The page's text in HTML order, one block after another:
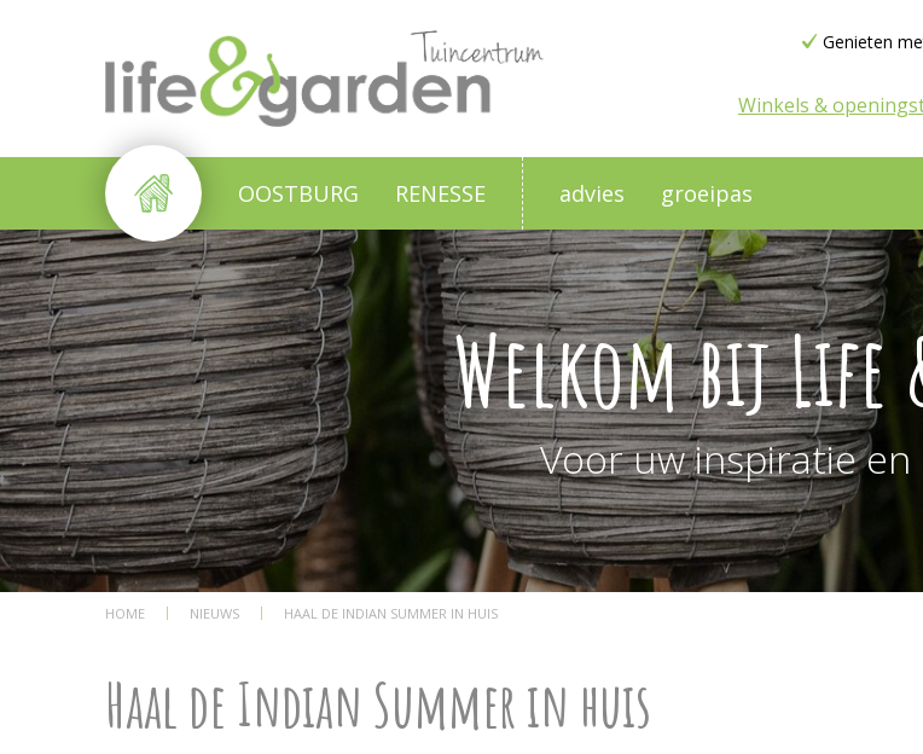
Welkom bij Life
Voor uw inspiratie
HOME NIEUWS HAAL DE INDIAN SUMMER IN HUIS
Genieten
Winkels &
OOSTBURG RENESSE advies groeipas
Haal de Indian Summer in huis